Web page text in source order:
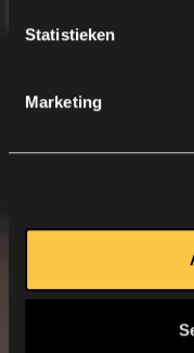
Statistieken
Marketing